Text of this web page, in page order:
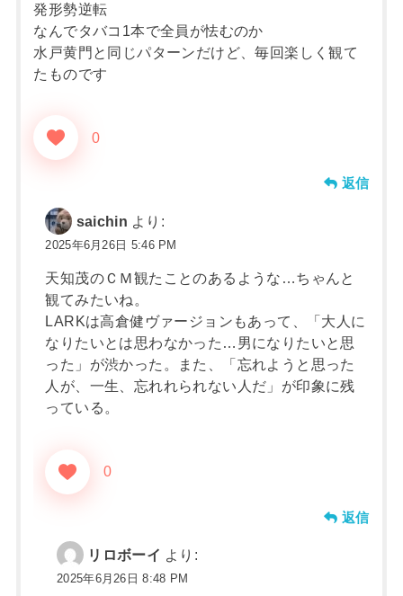
発形勢逆転
なんでタバコ1本で全員が怯むのか
水戸黄門と同じパターンだけど、毎回楽しく観て
たものです
0
返信
saichin より:
2025年6月26日 5:46 PM
天知茂のＣＭ観たことのあるような…ちゃんと
観てみたいね。
LARKは高倉健ヴァージョンもあって、「大人に
なりたいとは思わなかった…男になりたいと思
った」が渋かった。また、「忘れようと思った
人が、一生、忘れれられない人だ」が印象に残
っている。
0
返信
リロボーイ より:
2025年6月26日 8:48 PM